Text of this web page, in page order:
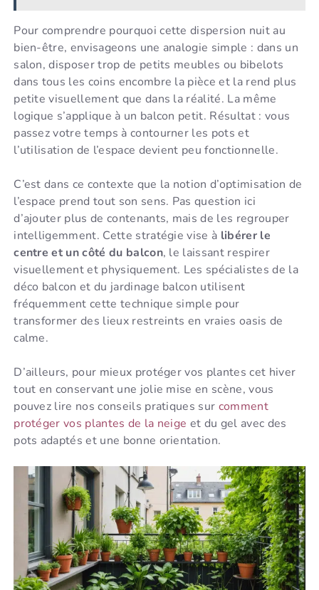
Pour comprendre pourquoi cette dispersion nuit au
bien-être, envisageons une analogie simple : dans un
salon, disposer trop de petits meubles ou bibelots
dans tous les coins encombre la pièce et la rend plus
petite visuellement que dans la réalité. La même
logique s’applique à un balcon petit. Résultat : vous
passez votre temps à contourner les pots et
l’utilisation de l’espace devient peu fonctionnelle.
C’est dans ce contexte que la notion d’optimisation de
l’espace prend tout son sens. Pas question ici
d’ajouter plus de contenants, mais de les regrouper
intelligemment. Cette stratégie vise à libérer le
centre et un côté du balcon, le laissant respirer
visuellement et physiquement. Les spécialistes de la
déco balcon et du jardinage balcon utilisent
fréquemment cette technique simple pour
transformer des lieux restreints en vraies oasis de
calme.
D’ailleurs, pour mieux protéger vos plantes cet hiver
tout en conservant une jolie mise en scène, vous
pouvez lire nos conseils pratiques sur comment
protéger vos plantes de la neige et du gel avec des
pots adaptés et une bonne orientation.